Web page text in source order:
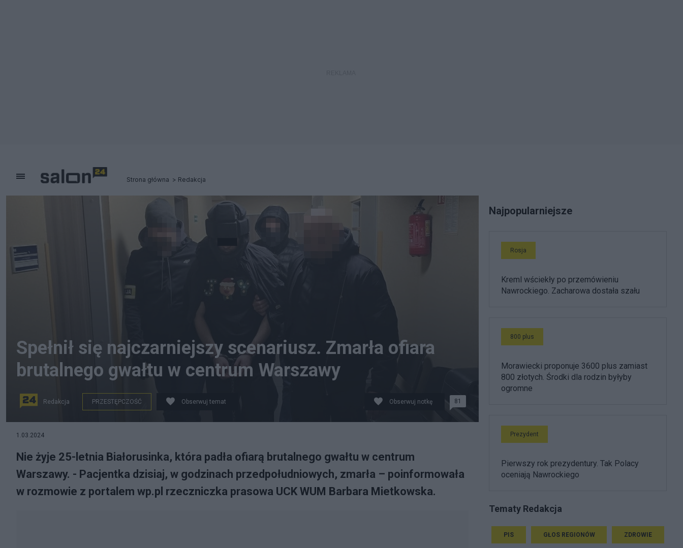
Strona główna Redakcja
Spełnił się najczarniejszy scenariusz. Zmarła ofiara
brutalnego gwałtu w centrum Warszawy
Redakcja PRZESTĘPCZOŚĆ Obserwuj temat Obserwuj notkę 81
1.03.2024
Nie żyje 25-letnia Białorusinka, która padła ofiarą brutalnego gwałtu w centrum
Warszawy. - Pacjentka dzisiaj, w godzinach przedpołudniowych, zmarła – poinformowała
w rozmowie z portalem wp.pl rzeczniczka prasowa UCK WUM Barbara Mietkowska.
Najpopularniejsze
Rosja
Kreml wściekły po przemówieniu
Nawrockiego. Zacharowa dostała szału
800 plus
Morawiecki proponuje 3600 plus zamiast
800 złotych. Środki dla rodzin byłyby
ogromne
Prezydent
Pierwszy rok prezydentury. Tak Polacy
oceniają Nawrockiego
Tematy Redakcja
PIS GŁOS REGIONÓW ZDROWIE